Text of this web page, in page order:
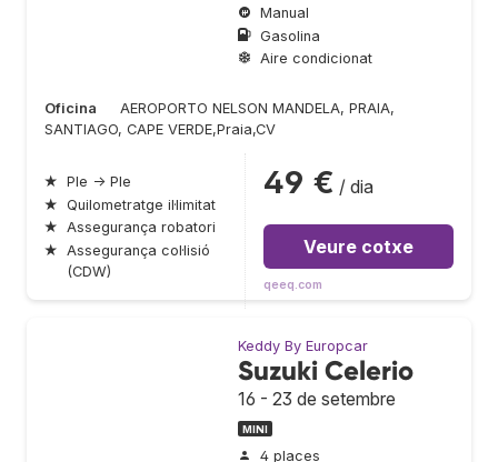
Manual
Gasolina
Aire condicionat
Oficina
AEROPORTO NELSON MANDELA, PRAIA,
SANTIAGO, CAPE VERDE,Praia,CV
★ Ple → Ple
★ Quilometratge il·limitat
★ Assegurança robatori
★ Assegurança col·lisió
(CDW)
49 € / dia
Veure cotxe
qeeq.com
Keddy By Europcar
Suzuki Celerio
16 - 23 de setembre
MINI
4 places